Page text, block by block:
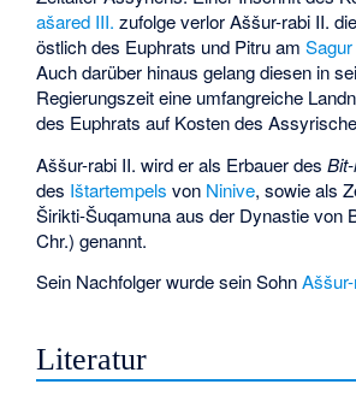
ašared III. zufolge verlor Aššur-rabi II.
östlich des Euphrats und Pitru amSagur
Auch darüber hinaus gelang diesen in
Regierungszeit eine umfangreiche
des Euphrats auf Kosten des
Aššur-rabi II. wird er als Erbauer des
des Ištartempels von Ninive, sowie als
Širikti-Šuqamuna aus der Dynastie von
Chr.) genannt.
Sein Nachfolger wurde sein Sohn
Literatur